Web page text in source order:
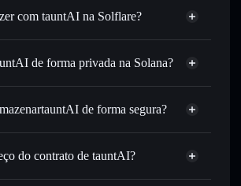
com tauntAI na Solflare?
Carteira Solflare
— trocar TAUNT por SOL,
inteligente de ordens para obteres o
— investir de forma faseada ao longo do
de forma privada na Solana?
Agregador de Privacidade
de forma segura?
tauntAI
carteira
do contrato de tauntAI?
tauntAI